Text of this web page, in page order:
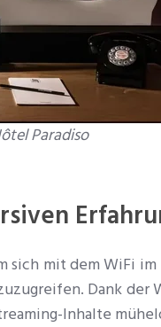
Paradiso
sich mit dem WiFi
Dank der
Inhalte